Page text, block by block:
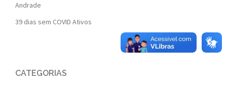
Andrade
39 dias sem COVID Ativos
CATEGORIAS